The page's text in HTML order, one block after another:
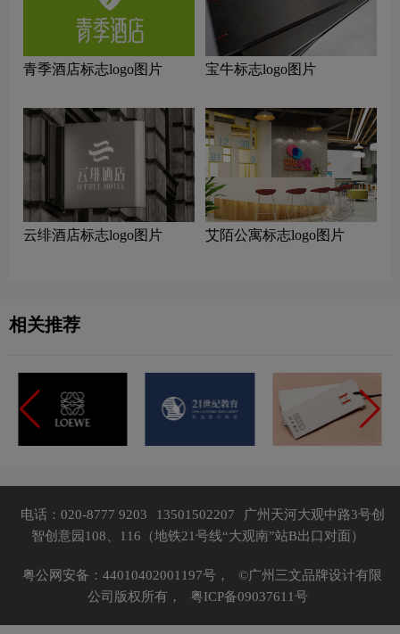
青季酒店标志logo图片 宝牛标志logo图片
云绯酒店标志logo图片 艾陌公寓标志logo图片
相关推荐
电话：020-8777 9203 13501502207
广州天河大观中路3号创
智创意园108、116（地铁21号线“大观南”站B出口对面）
粤公网安备：44010402001197号，
©广州三文品牌设计有限
公司版权所有，
粤ICP备09037611号